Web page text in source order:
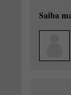
Saiba